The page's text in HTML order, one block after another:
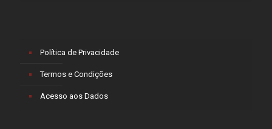
Política de Privacidade
Termos e Condições
Acesso aos Dados